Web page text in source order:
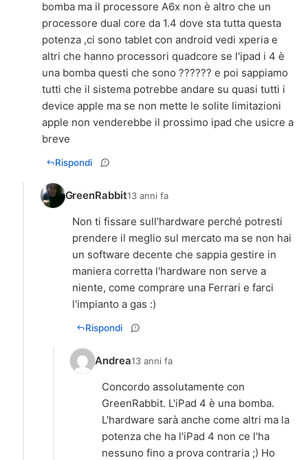
bomba ma il processore A6x non è altro che un
processore dual core da 1.4 dove sta tutta questa
potenza ,ci sono tablet con android vedi xperia e
altri che hanno processori quadcore se l'ipad i 4 è
una bomba questi che sono ?????? e poi sappiamo
tutti che il sistema potrebbe andare su quasi tutti i
device apple ma se non mette le solite limitazioni
apple non venderebbe il prossimo ipad che usicre a
breve
Rispondi
GreenRabbit13 anni fa
Non ti fissare sull'hardware perché potresti
prendere il meglio sul mercato ma se non hai
un software decente che sappia gestire in
maniera corretta l'hardware non serve a
niente, come comprare una Ferrari e farci
l'impianto a gas :)
Rispondi
Andrea13 anni fa
Concordo assolutamente con
GreenRabbit. L'iPad 4 è una bomba.
L'hardware sarà anche come altri ma la
potenza che ha l'iPad 4 non ce l'ha
nessuno fino a prova contraria ;) Ho